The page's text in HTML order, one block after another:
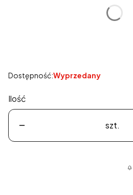
Dostępność:Wyprzedany
Ilość
szt.